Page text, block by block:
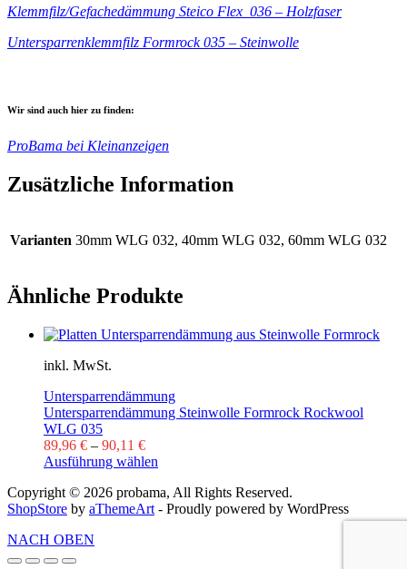
Klemmfilz/Gefachedämmung Steico Flex 036 – Holzfaser
Untersparrenklemmfilz Formrock 035 – Steinwolle
Wir sind auch hier zu finden:
ProBama bei Kleinanzeigen
Zusätzliche Information
Varianten 30mm WLG 032, 40mm WLG 032, 60mm WLG 032
Ähnliche Produkte
inkl. MwSt.
Untersparrendämmung
Untersparrendämmung Steinwolle Formrock Rockwool
WLG 035
89,96 € – 90,11 €
Ausführung wählen
Copyright © 2026 probama, All Rights Reserved.
ShopStore by aThemeArt - Proudly powered by WordPress
NACH OBEN